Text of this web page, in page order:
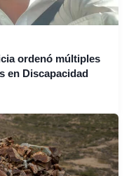
ordenó múltiples
en Discapacidad